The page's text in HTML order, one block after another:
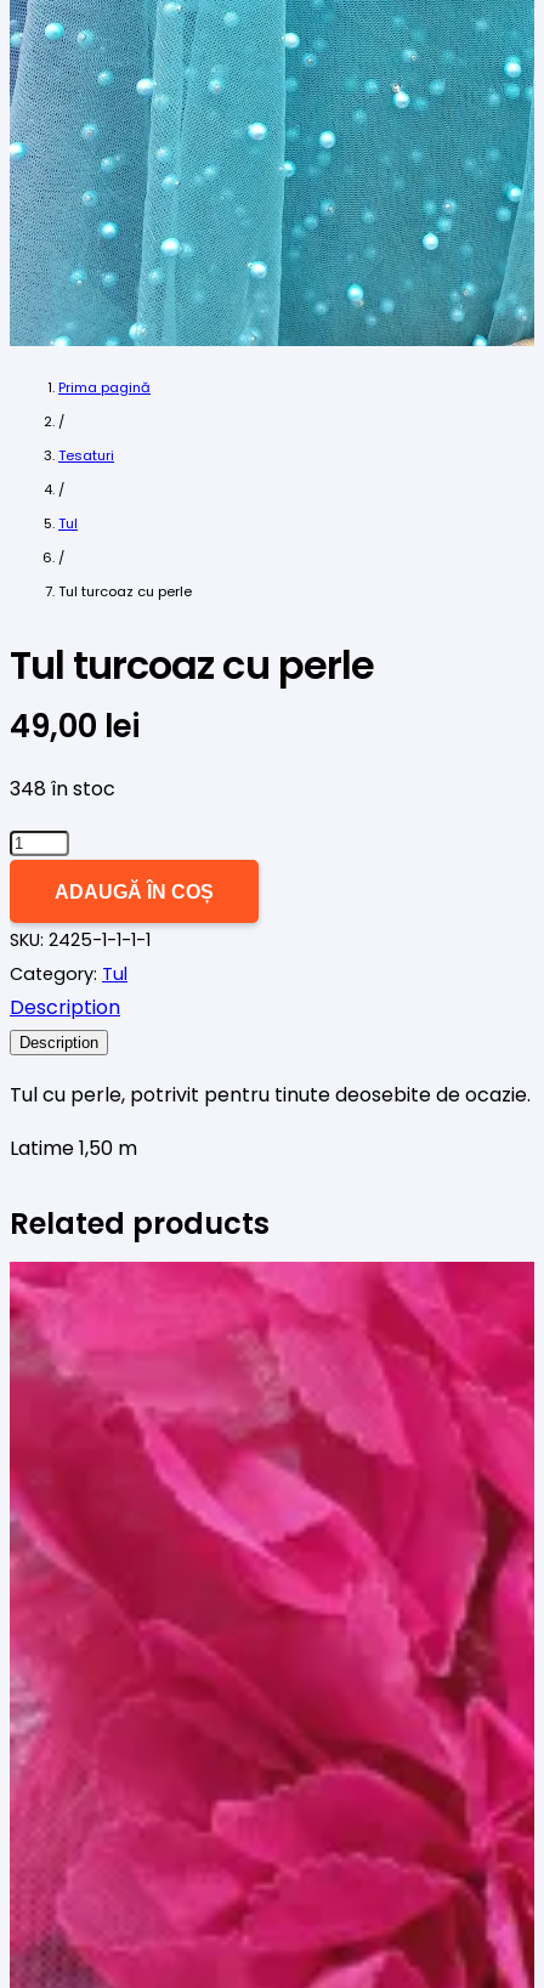
Prima pagină
/
Tesaturi
/
Tul
/
Tul turcoaz cu perle
Tul turcoaz cu perle
49,00 lei
348 în stoc
Cantitate
cu
perle
ADAUGĂ ÎN COȘ
SKU: 2425-1-1-1-1
Category: Tul
Description
Description
Tul cu perle, potrivit pentru tinute deosebite de ocazie.
Latime 1,50 m
Related products